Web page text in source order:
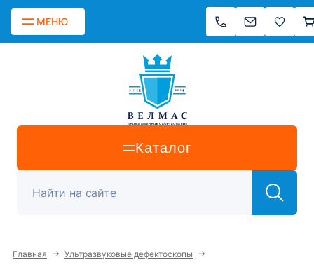
МЕНЮ
Каталог
Главная → Ультразвуковые дефектоскопы →